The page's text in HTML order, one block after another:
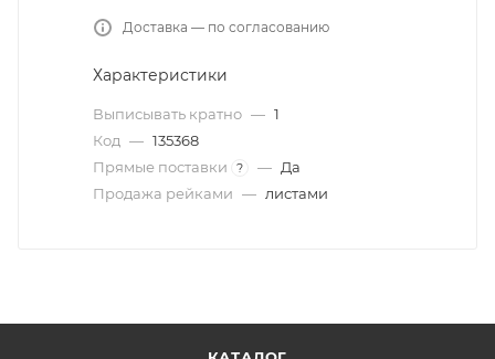
Доставка — по согласованию
Характеристики
Выписывать кратно — 1
Код — 135368
Прямые поставки
? — Да
Продажа рейками — листами